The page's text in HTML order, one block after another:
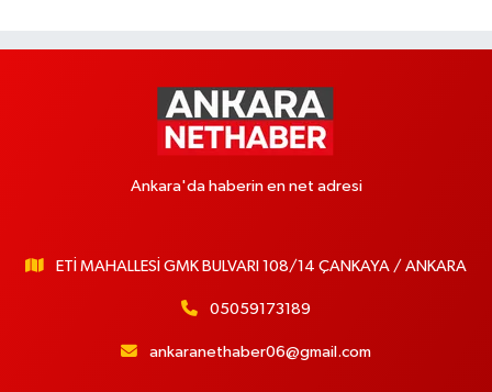
Ankara'da haberin en net adresi
ETİ MAHALLESİ GMK BULVARI 108/14 ÇANKAYA / ANKARA
05059173189
ankaranethaber06@gmail.com